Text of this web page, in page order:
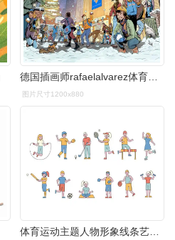
德国插画师rafaelalvarez体育运动系列插画欣赏
图片尺寸1200x880